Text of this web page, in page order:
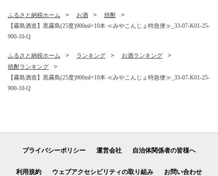
ふるさと納税ホーム お酒
焼酎
【霧島酒造】黒霧島(25度)900ml×10本 ≪みやこんじょ特急便≫_33-07-K01-25-
900-10-Q
ふるさと納税ホーム ランキング
お酒ランキング
焼酎ランキング
【霧島酒造】黒霧島(25度)900ml×10本 ≪みやこんじょ特急便≫_33-07-K01-25-
900-10-Q
プライバシーポリシー 運営会社 自治体関係者の皆様へ
利用規約 ウェブアクセシビリティの取り組み お問い合わせ